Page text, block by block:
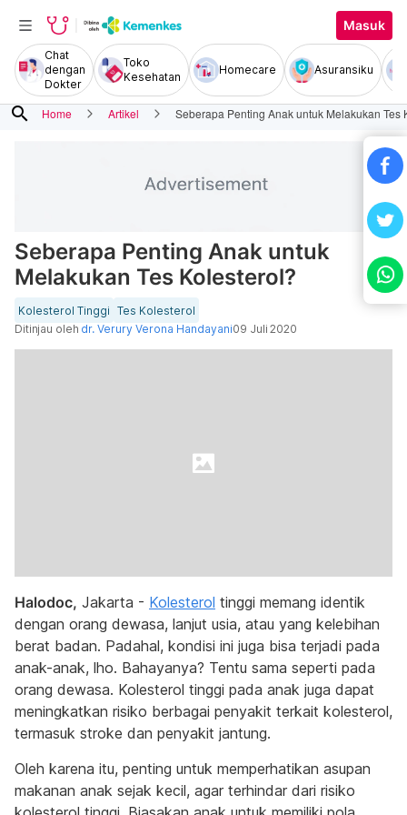
Masuk
Chat
dengan
Dokter
Toko
Kesehatan
Homecare Asuransiku
search Home Artikel Seberapa Penting Anak untuk Melakukan Tes
Seberapa Penting Anak untuk
Melakukan Tes Kolesterol?
Kolesterol Tinggi Tes Kolesterol
Ditinjau oleh dr. Verury Verona Handayani09 Juli 2020
Halodoc, Jakarta - Kolesterol tinggi memang identik
dengan orang dewasa, lanjut usia, atau yang kelebihan
berat badan. Padahal, kondisi ini juga bisa terjadi pada
anak-anak, lho. Bahayanya? Tentu sama seperti pada
orang dewasa. Kolesterol tinggi pada anak juga dapat
meningkatkan risiko berbagai penyakit terkait kolesterol,
termasuk stroke dan penyakit jantung.
Oleh karena itu, penting untuk memperhatikan asupan
makanan anak sejak kecil, agar terhindar dari risiko